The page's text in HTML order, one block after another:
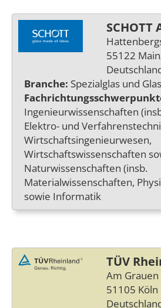
SCHOTT
55122
Branche: Spezialglas und
Ingenieurwissenschaften
Elektro- und
Wirtschaftsingenieurwesen,
Wirtschaftswissenschaften
Naturwissenschaften (insb.
Materialwissenschaften,
sowie Informatik
TÜV
Am Grauen
51105 Köln